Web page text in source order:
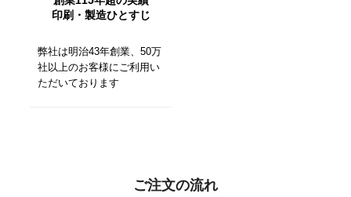
印刷・製造ひとすじ
弊社は明治43年創業、50万
社以上のお客様にご利用い
ただいております
ご注文の流れ